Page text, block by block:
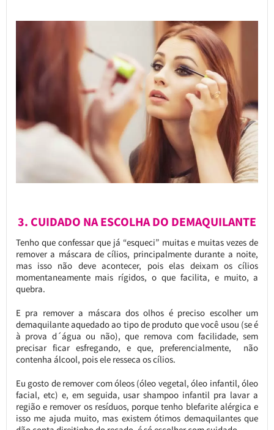
3. CUIDADO NA ESCOLHA DO DEMAQUILANTE
Tenho que confessar que já “esqueci” muitas e muitas vezes de
remover a máscara de cílios, principalmente durante a noite,
mas isso não deve acontecer, pois elas deixam os cílios
momentaneamente mais rígidos, o que facilita, e muito, a
quebra.
E pra remover a máscara dos olhos é preciso escolher um
demaquilante aquedado ao tipo de produto que você usou (se é
à prova d´água ou não), que remova com facilidade, sem
precisar ficar esfregando, e que, preferencialmente, não
contenha álcool, pois ele resseca os cílios.
Eu gosto de remover com óleos (óleo vegetal, óleo infantil, óleo
facial, etc) e, em seguida, usar shampoo infantil pra lavar a
região e remover os resíduos, porque tenho blefarite alérgica e
isso me ajuda muito, mas existem ótimos demaquilantes que